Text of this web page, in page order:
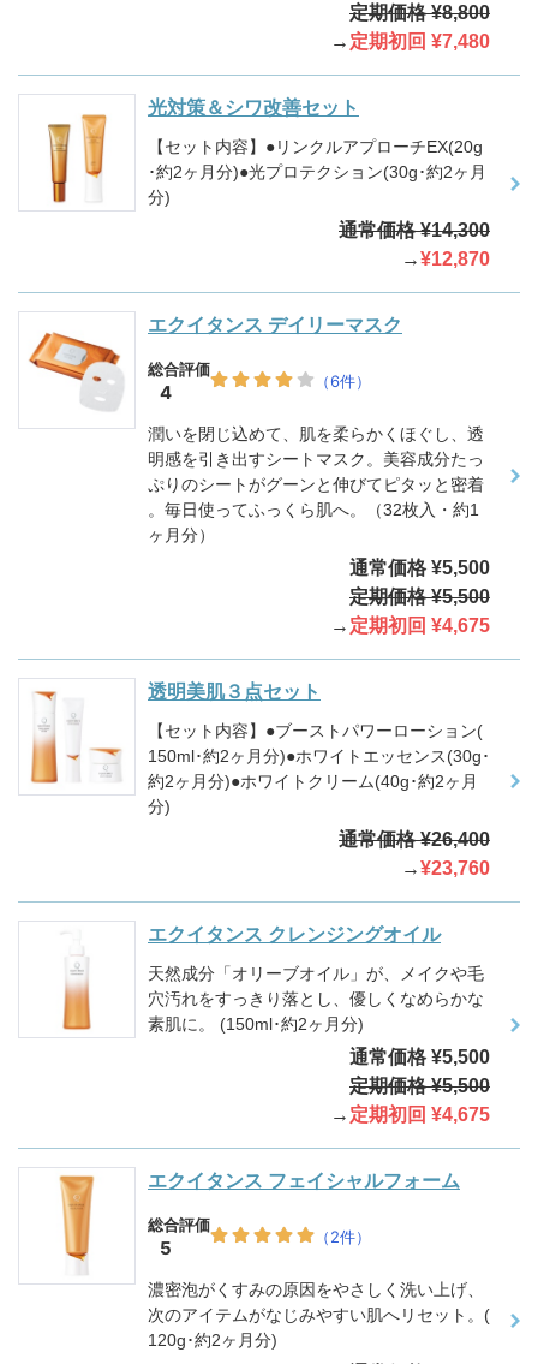
定期価格 ¥8,800
→ 定期初回 ¥7,480
光対策＆シワ改善セット
【セット内容】●リンクルアプローチEX(20g
･約2ヶ月分)●光プロテクション(30g･約2ヶ月
分)
通常価格 ¥14,300
→¥12,870
エクイタンス デイリーマスク
潤いを閉じ込めて、肌を柔らかくほぐし、透
明感を引き出すシートマスク。美容成分たっ
ぷりのシートがグーンと伸びてピタッと密着
。毎日使ってふっくら肌へ。（32枚入・約1
ヶ月分）
通常価格 ¥5,500
定期価格 ¥5,500
→ 定期初回 ¥4,675
透明美肌３点セット
【セット内容】●ブーストパワーローション(
150ml･約2ヶ月分)●ホワイトエッセンス(30g･
約2ヶ月分)●ホワイトクリーム(40g･約2ヶ月
分)
通常価格 ¥26,400
→¥23,760
エクイタンス クレンジングオイル
天然成分「オリーブオイル」が、メイクや毛
穴汚れをすっきり落とし、優しくなめらかな
素肌に。 (150ml･約2ヶ月分)
通常価格 ¥5,500
定期価格 ¥5,500
→ 定期初回 ¥4,675
エクイタンス フェイシャルフォーム
濃密泡がくすみの原因をやさしく洗い上げ、
次のアイテムがなじみやすい肌へリセット。(
120g･約2ヶ月分)